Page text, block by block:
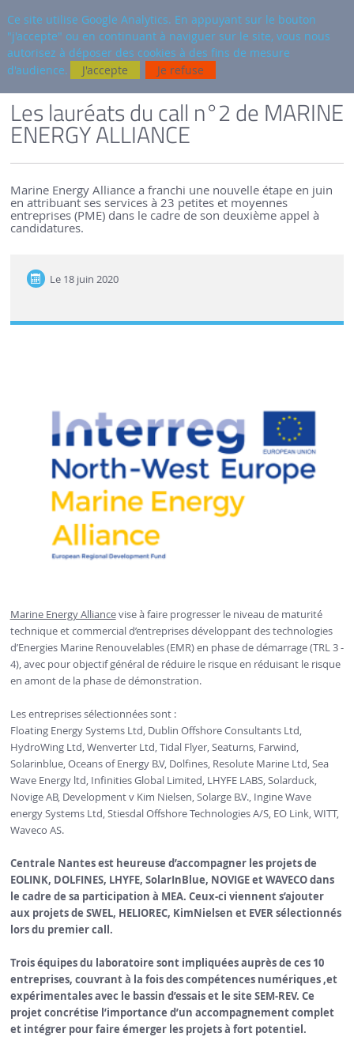
fr
Ce site utilise Google Analytics. En appuyant sur le bouton
"j'accepte" ou en continuant à naviguer sur le site, vous nous
autorisez à déposer des cookies à des fins de mesure
d'audience.
J'accepte Je refuse
Les lauréats du call n°2 de MARINE
ENERGY ALLIANCE
Marine Energy Alliance a franchi une nouvelle étape en juin
en attribuant ses services à 23 petites et moyennes
entreprises (PME) dans le cadre de son deuxième appel à
candidatures.
Le 18 juin 2020
Marine Energy Alliancevise à faire progresser le niveau de maturité
technique et commercial d’entreprises développant des technologies
d’Energies Marine Renouvelables (EMR) en phase de démarrage (TRL 3 -
4), avec pour objectif général de réduire le risque en réduisant le risque
en amont de la phase de démonstration.
Les entreprises sélectionnées sont :
Floating Energy Systems Ltd, Dublin Offshore Consultants Ltd,
HydroWing Ltd, Wenverter Ltd, Tidal Flyer, Seaturns, Farwind,
Solarinblue, Oceans of Energy B.V, Dolfines, Resolute Marine Ltd, Sea
Wave Energy ltd, Infinities Global Limited, LHYFE LABS, Solarduck,
Novige AB, Development v Kim Nielsen, Solarge B.V., Ingine Wave
energy Systems Ltd, Stiesdal Offshore Technologies A/S, EO Link, WITT,
Waveco AS.
Centrale Nantes est heureuse d’accompagner les projets de
EOLINK, DOLFINES, LHYFE, SolarInBlue, NOVIGE et WAVECO dans
le cadre de sa participation à MEA. Ceux-ci viennent s’ajouter
aux projets de SWEL, HELIOREC, KimNielsen et EVER sélectionnés
lors du premier call.
Trois équipes du laboratoire sont impliquées auprès de ces 10
entreprises, couvrant à la fois des compétences numériques ,et
expérimentales avec le bassin d’essais et le site SEM-REV. Ce
projet concrétise l’importance d’un accompagnement complet
et intégrer pour faire émerger les projets à fort potentiel.